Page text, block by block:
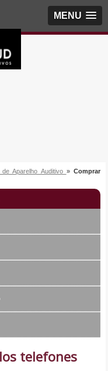
MENU
de Aparelho Auditivo » Comprar
telefones